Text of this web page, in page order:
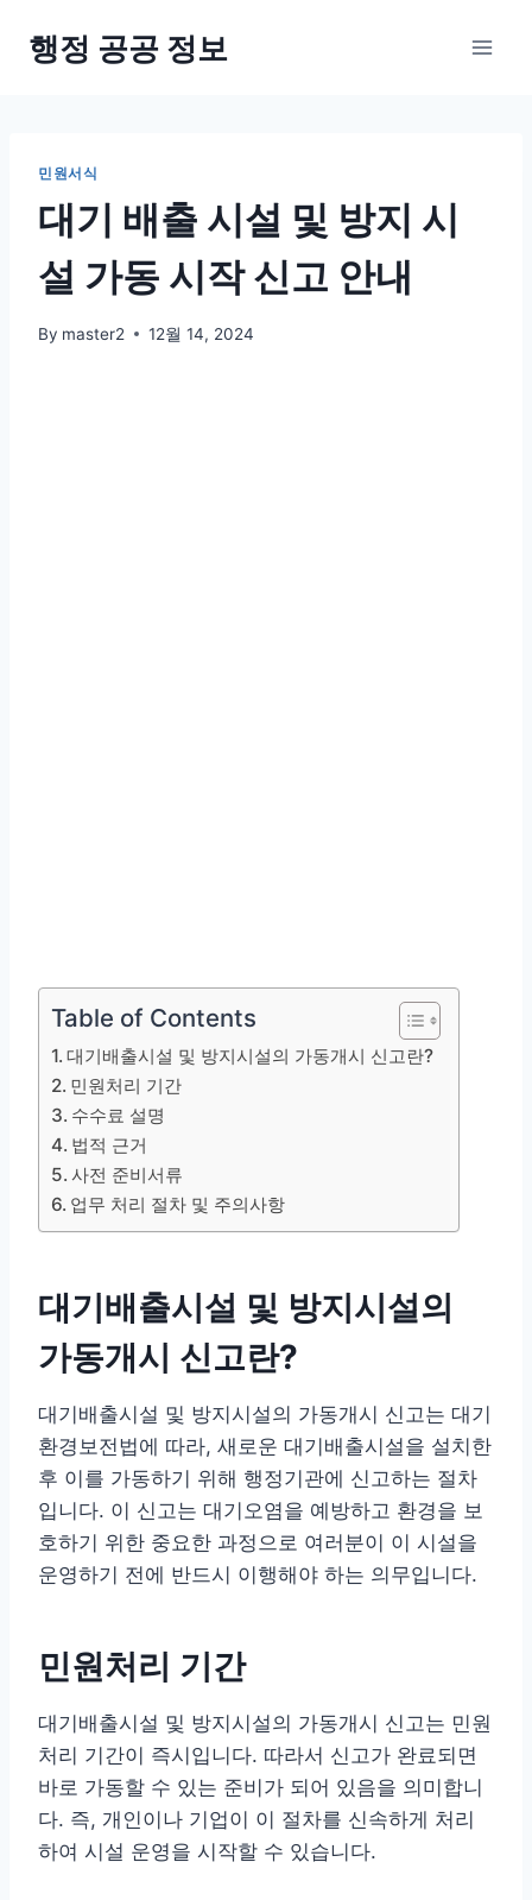
행정 공공 정보
민원서식
대기 배출 시설 및 방지 시
설 가동 시작 신고 안내
By master2 12월 14, 2024
Table of Contents
대기배출시설 및 방지시설의 가동개시 신고란?
민원처리 기간
수수료 설명
법적 근거
사전 준비서류
업무 처리 절차 및 주의사항
대기배출시설 및 방지시설의
가동개시 신고란?
대기배출시설 및 방지시설의 가동개시 신고는 대기
환경보전법에 따라, 새로운 대기배출시설을 설치한
후 이를 가동하기 위해 행정기관에 신고하는 절차
입니다. 이 신고는 대기오염을 예방하고 환경을 보
호하기 위한 중요한 과정으로 여러분이 이 시설을
운영하기 전에 반드시 이행해야 하는 의무입니다.
민원처리 기간
대기배출시설 및 방지시설의 가동개시 신고는 민원
처리 기간이 즉시입니다. 따라서 신고가 완료되면
바로 가동할 수 있는 준비가 되어 있음을 의미합니
다. 즉, 개인이나 기업이 이 절차를 신속하게 처리
하여 시설 운영을 시작할 수 있습니다.